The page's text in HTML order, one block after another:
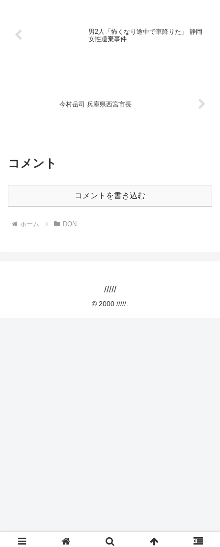
男2人「怖くなり途中で車降りた」 静岡
女性遺棄事件
今村岳司 兵庫県西宮市長
コメント
コメントを書き込む
ホーム DQN
/////
© 2000 /////.